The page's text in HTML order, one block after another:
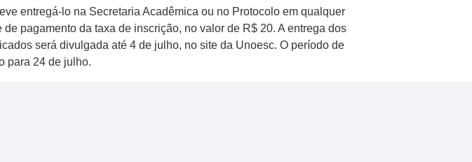
entregá-lo na Secretaria Acadêmica ou no Protocolo em qualquer
pagamento da taxa de inscrição, no valor de R$ 20. A entrega dos
será divulgada até 4 de julho, no site da Unoesc. O período de
para 24 de julho.